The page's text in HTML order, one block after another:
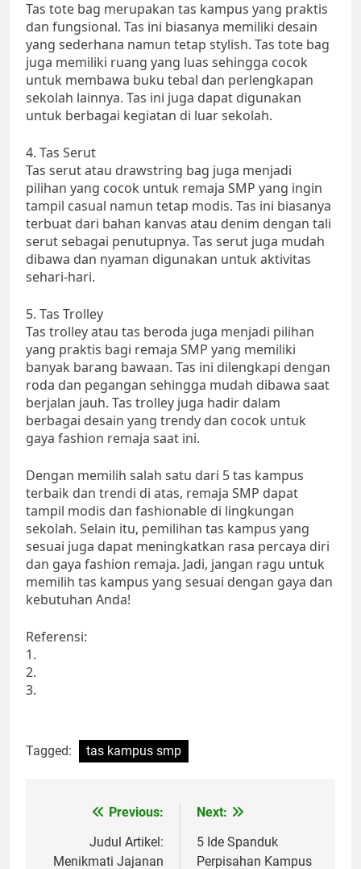
Tas tote bag merupakan tas kampus yang praktis
dan fungsional. Tas ini biasanya memiliki desain
yang sederhana namun tetap stylish. Tas tote bag
juga memiliki ruang yang luas sehingga cocok
untuk membawa buku tebal dan perlengkapan
sekolah lainnya. Tas ini juga dapat digunakan
untuk berbagai kegiatan di luar sekolah.
4. Tas Serut
Tas serut atau drawstring bag juga menjadi
pilihan yang cocok untuk remaja SMP yang ingin
tampil casual namun tetap modis. Tas ini biasanya
terbuat dari bahan kanvas atau denim dengan tali
serut sebagai penutupnya. Tas serut juga mudah
dibawa dan nyaman digunakan untuk aktivitas
sehari-hari.
5. Tas Trolley
Tas trolley atau tas beroda juga menjadi pilihan
yang praktis bagi remaja SMP yang memiliki
banyak barang bawaan. Tas ini dilengkapi dengan
roda dan pegangan sehingga mudah dibawa saat
berjalan jauh. Tas trolley juga hadir dalam
berbagai desain yang trendy dan cocok untuk
gaya fashion remaja saat ini.
Dengan memilih salah satu dari 5 tas kampus
terbaik dan trendi di atas, remaja SMP dapat
tampil modis dan fashionable di lingkungan
sekolah. Selain itu, pemilihan tas kampus yang
sesuai juga dapat meningkatkan rasa percaya diri
dan gaya fashion remaja. Jadi, jangan ragu untuk
memilih tas kampus yang sesuai dengan gaya dan
kebutuhan Anda!
Referensi:
1.
2.
3.
Tagged: tas kampus smp
navigation
Previous:
Judul Artikel:
Menikmati Jajanan
Next:
5 Ide Spanduk
Perpisahan Kampus